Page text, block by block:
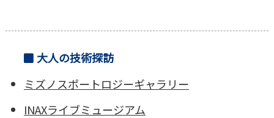
大人の技術探訪
ミズノスポートロジーギャラリー
INAXライブミュージアム